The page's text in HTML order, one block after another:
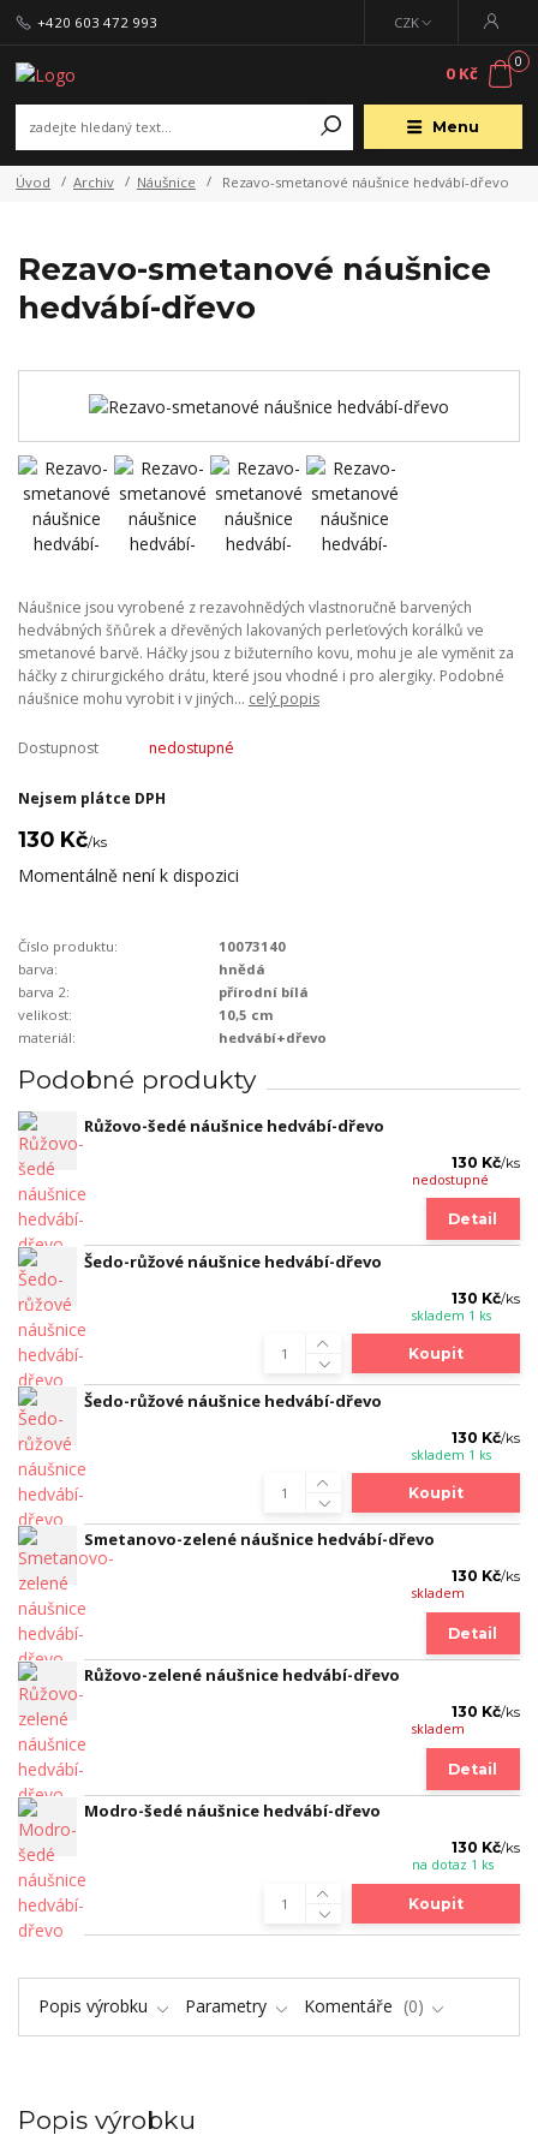
Menu
CZK
+420 603 472 993
0
0 Kč
Úvod Archiv Náušnice Rezavo-smetanové náušnice hedvábí-dřevo
Rezavo-smetanové náušnice
hedvábí-dřevo
Náušnice jsou vyrobené z rezavohnědých vlastnoručně barvených
hedvábných šňůrek a dřevěných lakovaných perleťových korálků ve
smetanové barvě. Háčky jsou z bižuterního kovu, mohu je ale vyměnit za
háčky z chirurgického drátu, které jsou vhodné i pro alergiky. Podobné
náušnice mohu vyrobit i v jiných... celý popis
Dostupnost nedostupné
Nejsem plátce DPH
130 Kč/ks
Momentálně není k dispozici
Číslo produktu:
10073140
barva:
hnědá
barva 2:
přírodní bílá
velikost:
10,5 cm
materiál:
hedvábí+dřevo
Podobné produkty
Růžovo-šedé náušnice hedvábí-dřevo
130 Kč/ks
nedostupné
Detail
Šedo-růžové náušnice hedvábí-dřevo
130 Kč/ks
skladem 1 ks
Koupit
Šedo-růžové náušnice hedvábí-dřevo
130 Kč/ks
skladem 1 ks
Koupit
Smetanovo-zelené náušnice hedvábí-dřevo
130 Kč/ks
skladem
Detail
Růžovo-zelené náušnice hedvábí-dřevo
130 Kč/ks
skladem
Detail
Modro-šedé náušnice hedvábí-dřevo
130 Kč/ks
na dotaz 1 ks
Koupit
Popis výrobku Parametry Komentáře 0
Popis výrobku